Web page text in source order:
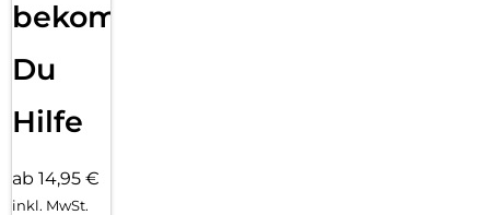
bekommst
Du
Hilfe
ab 14,95 €
inkl. MwSt.